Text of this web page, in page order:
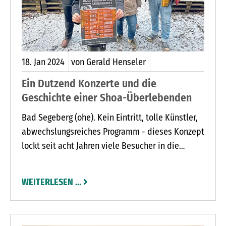
18. Jan2024 von Gerald Henseler
Ein Dutzend Konzerte und die
Geschichte einer Shoa-Überlebenden
Bad Segeberg (ohe). Kein Eintritt, tolle Künstler,
abwechslungsreiches Programm - dieses Konzept
lockt seit acht Jahren viele Besucher in die
Musik und Kultur in Segeberg, Ralf Schaffer, das
Programm für die kommende Saison vor. Von Mai
bis September spielen beliebte Künstler aus der
WEITERLESEN …